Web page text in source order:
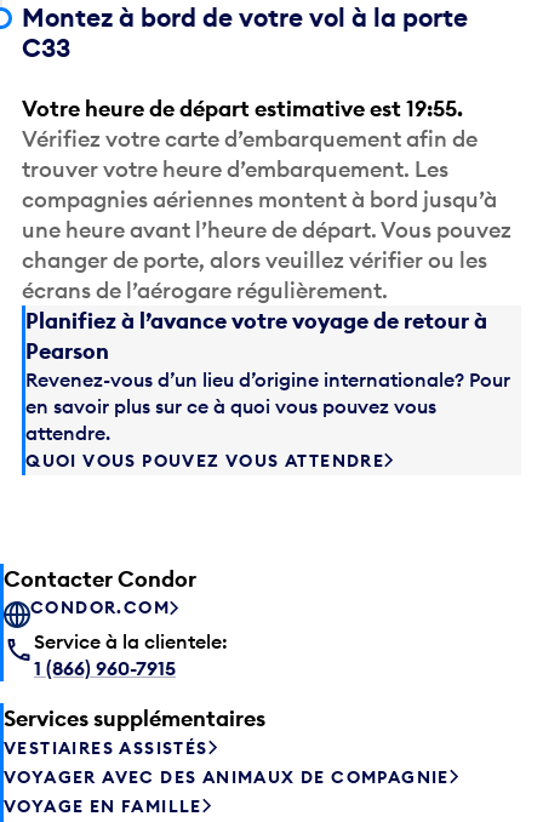
Montez à bord de votre vol à la porte
C33
Votre heure de départ estimative est 19:55.
Vérifiez votre carte d’embarquement afin de
trouver votre heure d’embarquement. Les
compagnies aériennes montent à bord jusqu’à
une heure avant l’heure de départ. Vous pouvez
changer de porte, alors veuillez vérifier ou les
écrans de l’aérogare régulièrement.
Planifiez à l’avance votre voyage de retour à
Pearson
Revenez-vous d’un lieu d’origine internationale? Pour
en savoir plus sur ce à quoi vous pouvez vous
attendre.
QUOI VOUS POUVEZ VOUS ATTENDRE
Contacter Condor
CONDOR.COM
Service à la clientele:
1 (866) 960-7915
Services supplémentaires
VESTIAIRES ASSISTÉS
VOYAGER AVEC DES ANIMAUX DE COMPAGNIE
VOYAGE EN FAMILLE